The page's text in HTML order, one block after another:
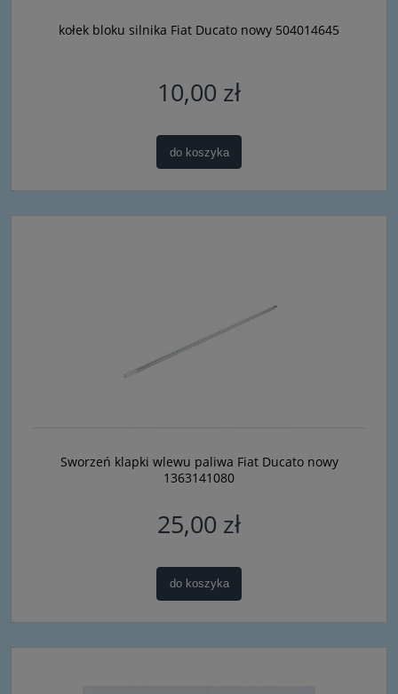
kołek bloku silnika Fiat Ducato nowy 504014645
10,00 zł
do koszyka
Sworzeń klapki wlewu paliwa Fiat Ducato nowy
1363141080
25,00 zł
do koszyka